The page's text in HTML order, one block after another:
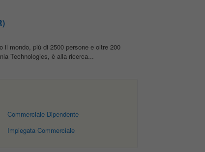
il mondo, più di 2500 persone e oltre 200
Technologies, è alla ricerca...
Commerciale Dipendente
Impiegata Commerciale